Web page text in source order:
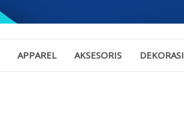
APPAREL AKSESORIS DEKORASI